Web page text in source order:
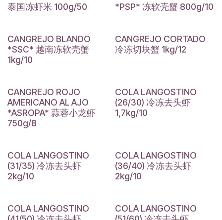
泰国冻虾米 100g/50
*PSP* 冻软壳蟹 800g/10
CANGREJO BLANDO
*SSC* 越南冻软壳蟹
1kg/10
CANGREJO CORTADO
冷冻切块蟹 1kg/12
CANGREJO ROJO
AMERICANO AL AJO
*ASROPA* 蒜蓉小龙虾
750g/8
COLA LANGOSTINO
(26/30) 冷冻去头虾
1,7kg/10
COLA LANGOSTINO
(31/35) 冷冻去头虾
2kg/10
COLA LANGOSTINO
(36/40) 冷冻去头虾
2kg/10
COLA LANGOSTINO
COLA LANGOSTINO